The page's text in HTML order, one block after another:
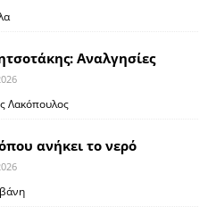
Αναλγησίες
Λακόπουλος
ανήκει το νερό